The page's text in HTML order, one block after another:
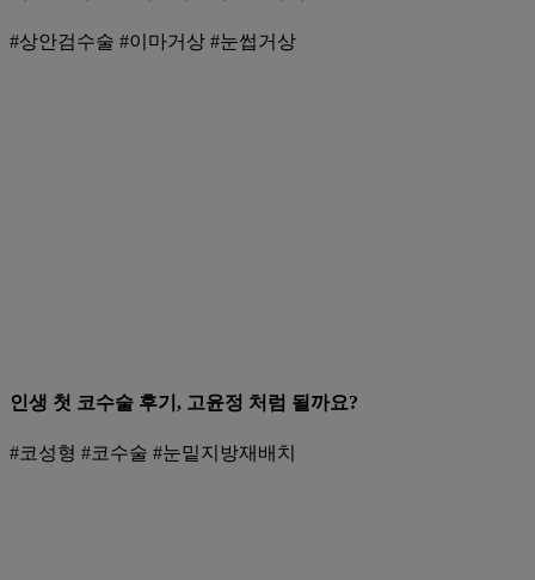
#상안검수술 #이마거상 #눈썹거상
인생 첫 코수술 후기, 고윤정 처럼 될까요?
#코성형 #코수술 #눈밑지방재배치